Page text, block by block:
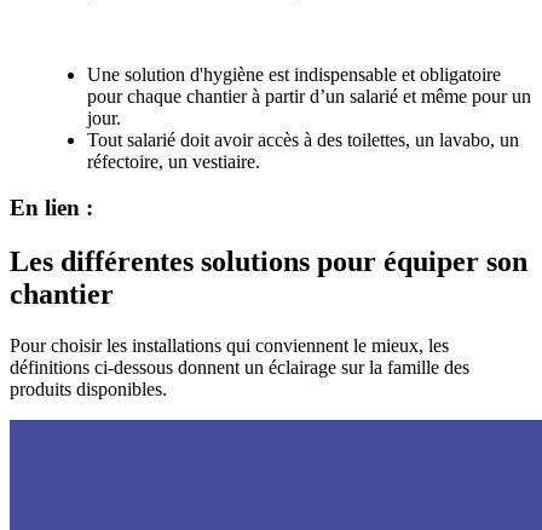
Une solution d'hygiène est indispensable et obligatoire
pour chaque chantier à partir d’un salarié et même pour un
jour.
Tout salarié doit avoir accès à des toilettes, un lavabo, un
réfectoire, un vestiaire.
En lien :
Les différentes solutions pour équiper son
chantier
Pour choisir les installations qui conviennent le mieux, les
définitions ci-dessous donnent un éclairage sur la famille des
produits disponibles.